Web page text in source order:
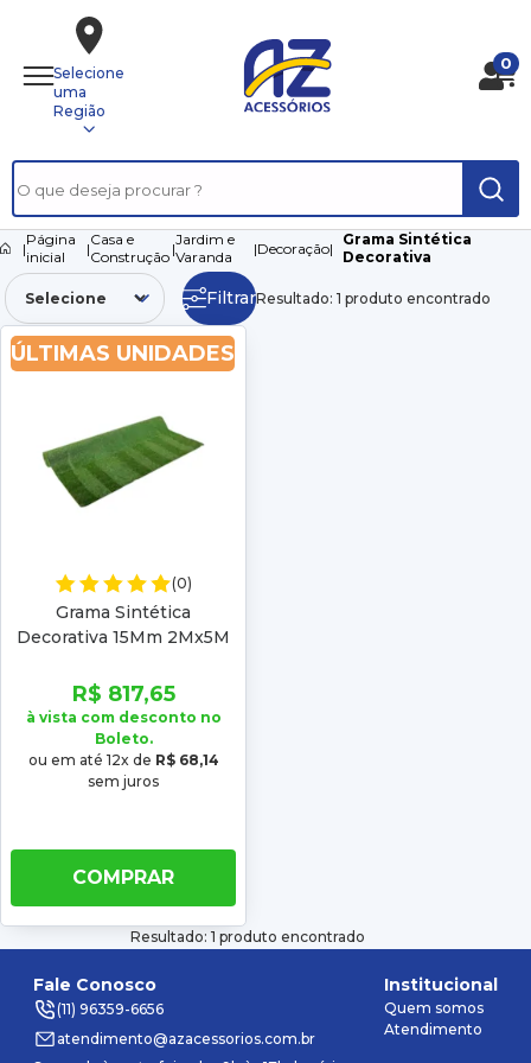
Selecione
uma
Região
0
|Página
inicial
|Casa e
Construção |Jardim e
Varanda
|Decoração|
Grama Sintética
Decorativa
Resultado: 1 produto encontrado
Filtrar
ÚLTIMAS UNIDADES
(0)
Grama Sintética
Decorativa 15Mm 2Mx5M
R$ 817,65
à vista com desconto no
Boleto.
ou em até 12x de R$ 68,14
sem juros
COMPRAR
Resultado: 1 produto encontrado
Fale Conosco
(11) 96359-6656
atendimento@azacessorios.com.br
Institucional
Quem somos
Atendimento